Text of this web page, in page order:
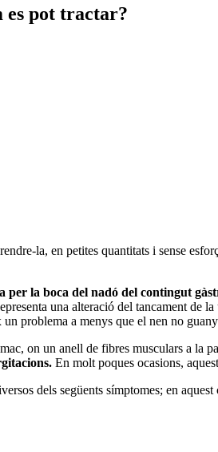
es pot tractar?
la, en petites quantitats i sense
per la boca del nadó del contingut
una alteració del tancament de
problema a menys que el nen no
on un anell de fibres musculars a
En molt poques ocasions,
dels següents símptomes; en aquest